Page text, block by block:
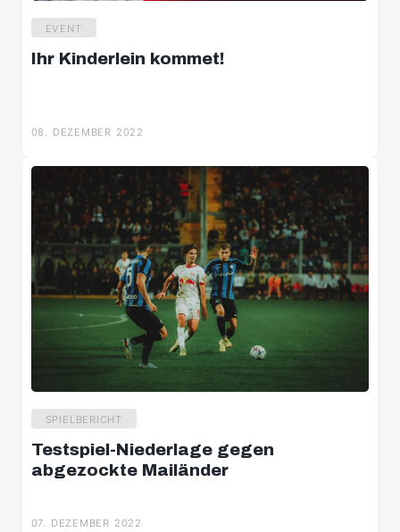
EVENT
Ihr Kinderlein kommet!
08. DEZEMBER 2022
SPIELBERICHT
Testspiel-Niederlage gegen
abgezockte Mailänder
07. DEZEMBER 2022